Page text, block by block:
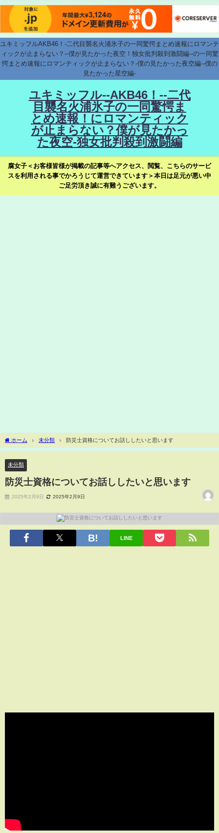
ユキミッフルAKB46！-二代目襲名火浦氷子の一同驚愕まとめ速報にロマンテ
ィックが止まらない？--僕が見たかった夜空！独女批判殺到激闘編--の一同驚
愕まとめ速報にロマンティックが止まらない？-僕の見たかった夜空編--僕の
見たかった星空編-
ユキミッフル--AKB46！--二代
目襲名火浦氷子の一同驚愕ま
とめ速報！にロマンティック
が止まらない？僕が見たかっ
た夜空-独女批判殺到激闘編
腐女子＜お客様皆様が掲載の記事等へアクセス、閲覧、こちらのサービ
スを利用される事でかろうじて運営できています＞本日は足元が悪い中
ご足労頂き誠に有難うございます。
ホーム 未分類 防災士資格についてお話ししたいと思います
未分類
防災士資格についてお話ししたいと思います
2025年2月9日 2025年2月9日
LINE